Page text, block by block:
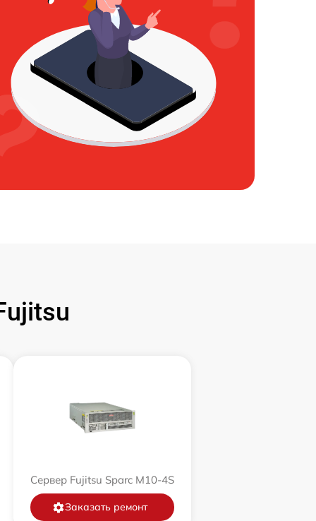
Сервер Fujitsu Sparc M10-4S
Заказать ремонт